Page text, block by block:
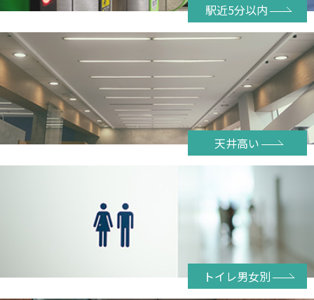
駅近5分以内
天井高い
トイレ男女別